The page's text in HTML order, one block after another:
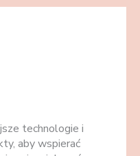
technologie i
aby wspierać